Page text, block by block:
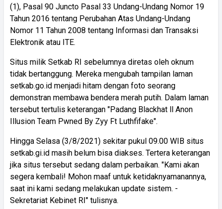
(1), Pasal 90 Juncto Pasal 33 Undang-Undang Nomor 19
Tahun 2016 tentang Perubahan Atas Undang-Undang
Nomor 11 Tahun 2008 tentang Informasi dan Transaksi
Elektronik atau ITE.
Situs milik Setkab RI sebelumnya diretas oleh oknum
tidak bertanggung. Mereka mengubah tampilan laman
setkab.go.id menjadi hitam dengan foto seorang
demonstran membawa bendera merah putih. Dalam laman
tersebut tertulis keterangan "Padang Blackhat ll Anon
Illusion Team Pwned By Zyy Ft Luthfifake".
Hingga Selasa (3/8/2021) sekitar pukul 09.00 WIB situs
setkab.gi.id masih belum bisa diakses. Tertera keterangan
jika situs tersebut sedang dalam perbaikan. "Kami akan
segera kembali! Mohon maaf untuk ketidaknyamanannya,
saat ini kami sedang melakukan update sistem. -
Sekretariat Kebinet RI" tulisnya.